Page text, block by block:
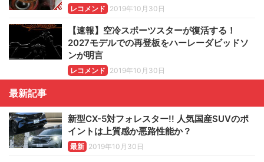
レコメンド 2019年10月30日
【速報】空冷スポーツスターが復活する！
2027モデルでの再登板をハーレーダビッドソ
ンが明言
レコメンド 2019年10月30日
最新記事
新型CX-5対フォレスター!! 人気国産SUVのポ
イントは上質感か悪路性能か？
最新 2019年10月30日